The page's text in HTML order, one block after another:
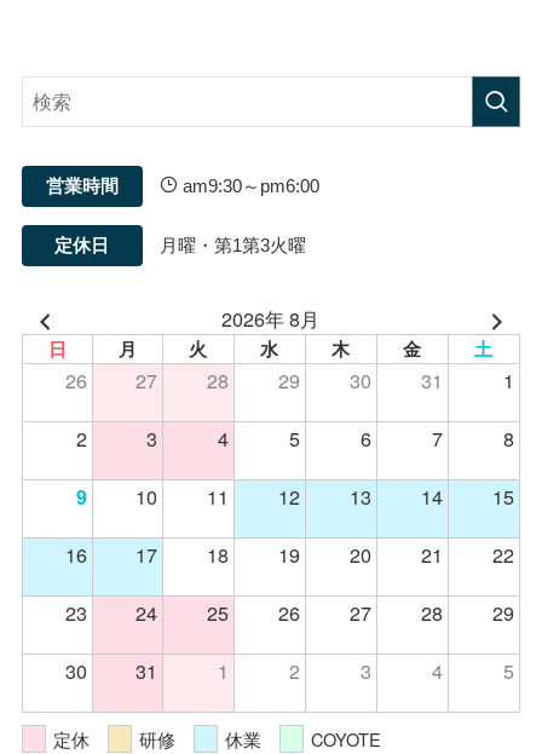
営業時間 am9:30～pm6:00
定休日 月曜・第1第3火曜
2026年 8月
日 月 火 水 木 金 土
26 27 28 29 30 31
1
2
3 4 5 6 7 8
9 10 11 12 13 14
15
16
17 18 19 20 21
22
23
24 25 26 27 28
29
30
31 1 2 3 4 5
定休 研修 休業 COYOTE